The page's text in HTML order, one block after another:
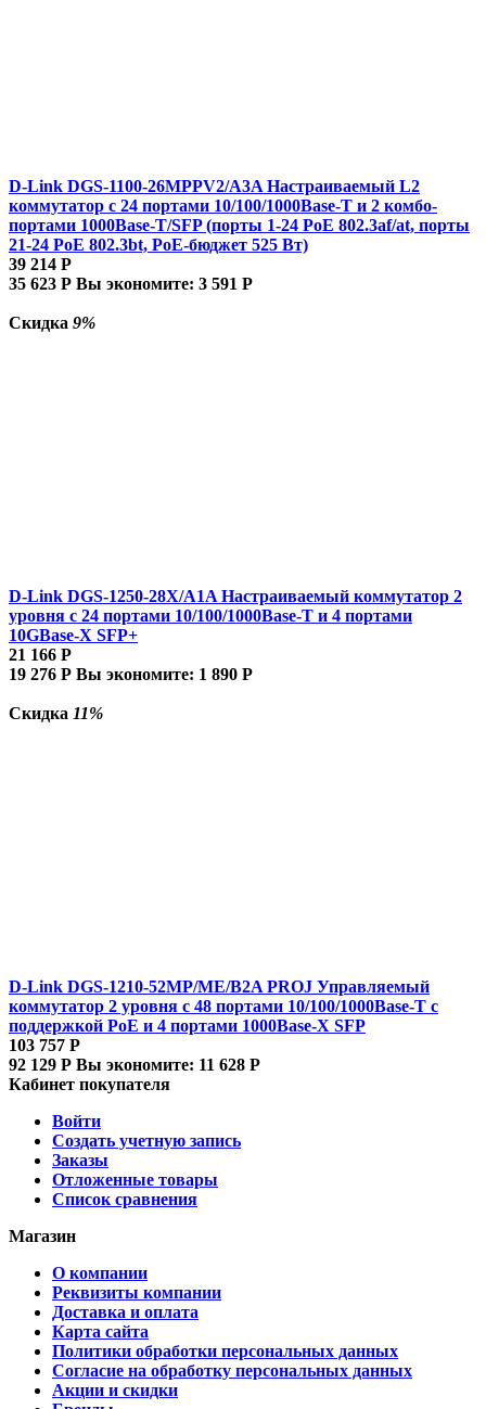
D-Link DGS-1100-26MPPV2/A3A Настраиваемый L2
коммутатор с 24 портами 10/100/1000Base-T и 2 комбо-
портами 1000Base-T/SFP (порты 1-24 PoE 802.3af/at, порты
21-24 PoE 802.3bt, PoE-бюджет 525 Вт)
39 214 Р
35 623 Р Вы экономите: 3 591 Р
Скидка 9%
D-Link DGS-1250-28X/A1A Настраиваемый коммутатор 2
уровня c 24 портами 10/100/1000Base-T и 4 портами
10GBase-X SFP+
21 166 Р
19 276 Р Вы экономите: 1 890 Р
Скидка 11%
D-Link DGS-1210-52MP/ME/B2A PROJ Управляемый
коммутатор 2 уровня с 48 портами 10/100/1000Base-T с
поддержкой PoE и 4 портами 1000Base-X SFP
103 757 Р
92 129 Р Вы экономите: 11 628 Р
Кабинет покупателя
Войти
Создать учетную запись
Заказы
Отложенные товары
Список сравнения
Магазин
О компании
Реквизиты компании
Доставка и оплата
Карта сайта
Политики обработки персональных данных
Согласие на обработку персональных данных
Акции и скидки